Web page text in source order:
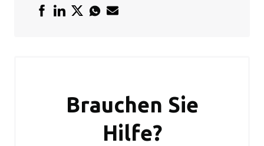
Brauchen Sie
Hilfe?